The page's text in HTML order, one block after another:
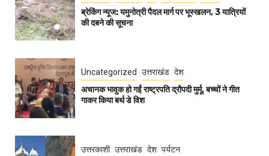
ब्रेकिंग न्यूज: यमुनोत्री पैदल मार्ग पर भूस्खलन, 3 यात्रियों
की दबने की सूचना
Uncategorized उत्तराखंड देश
अचानक भावुक हो गईं राष्ट्रपति द्रौपदी मुर्मू, बच्चों ने गीत
गाकर किया बर्थ डे विश
उत्तरकाशी उत्तराखंड देश पर्यटन